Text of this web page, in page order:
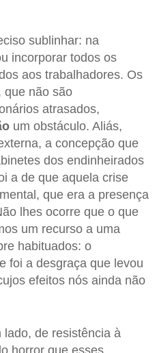
sublinhar: na
incorporar todos os
aos trabalhadores. Os
que não são
atrasados,
um obstáculo. Aliás,
a concepção que
dos endinheirados
a de que aquela crise
que era a presença
lhes ocorre que o que
um recurso a uma
habituados: o
foi a desgraça que levou
efeitos nós ainda não
de resistência à
horror que esses